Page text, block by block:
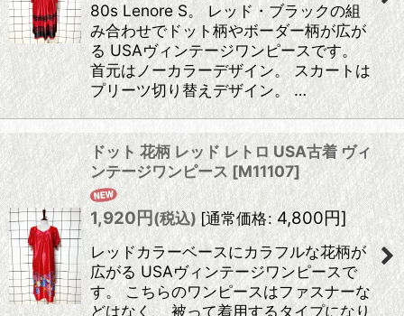
80s Lenore S。 レッド・ブラックの組
み合わせでドット柄やボーダー柄が広が
る USAヴィンテージワンピースです。
首元はノーカラーデザイン。 スカートは
プリーツ切り替えデザイン。 …
ドット 花柄 レッド レトロ USA古着 ヴィ
ンテージワンピース[M11107]
1,920 円(税込) [通常価格: 4,800円]
レッドカラーベースにカラフルな花柄が
広がる USAヴィンテージワンピースで
す。 こちらのワンピースはファスナーな
どはなく、 被って着用するタイプになり